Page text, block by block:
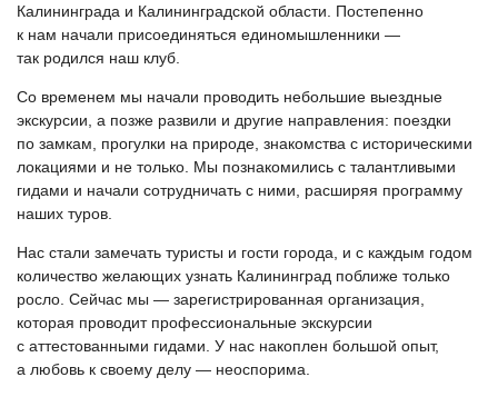
Калининграда и Калининградской области. Постепенно
к нам начали присоединяться единомышленники —
так родился наш клуб.
Со временем мы начали проводить небольшие выездные
экскурсии, а позже развили и другие направления: поездки
по замкам, прогулки на природе, знакомства с историческими
локациями и не только. Мы познакомились с талантливыми
гидами и начали сотрудничать с ними, расширяя программу
наших туров.
Нас стали замечать туристы и гости города, и с каждым годом
количество желающих узнать Калининград поближе только
росло. Сейчас мы — зарегистрированная организация,
которая проводит профессиональные экскурсии
с аттестованными гидами. У нас накоплен большой опыт,
а любовь к своему делу — неоспорима.